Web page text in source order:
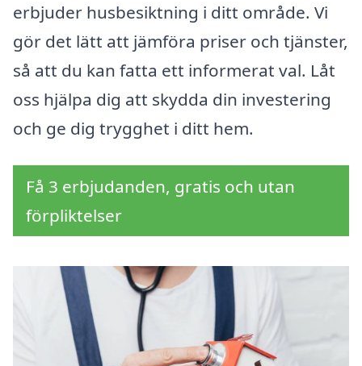
erbjuder husbesiktning i ditt område. Vi
gör det lätt att jämföra priser och tjänster,
så att du kan fatta ett informerat val. Låt
oss hjälpa dig att skydda din investering
och ge dig trygghet i ditt hem.
Få 3 erbjudanden, gratis och utan
förpliktelser